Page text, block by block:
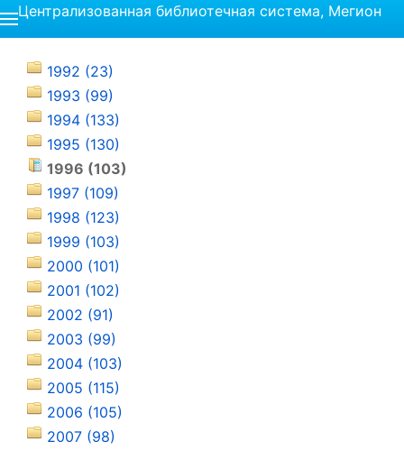
Централизованная библиотечная система, Мегион
1992 (23)
1993 (99)
1994 (133)
1995 (130)
1996 (103)
1997 (109)
1998 (123)
1999 (103)
2000 (101)
2001 (102)
2002 (91)
2003 (99)
2004 (103)
2005 (115)
2006 (105)
2007 (98)